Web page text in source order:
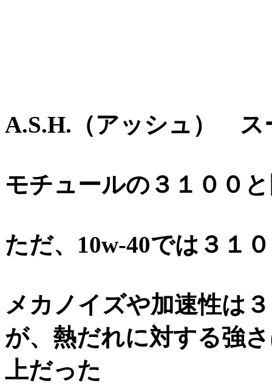
A.S.H.（アッシュ）
モチュールの３１００
ただ、10w-40では３１
メカノイズや加速性は
が、熱だれに対する強
上だった